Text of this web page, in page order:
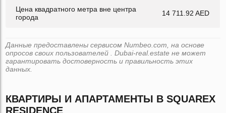
Цена квадратного метра вне центра
города
14 711.92 AED
Данные предоставлены сервисом Numbeo.com, на основе
опросов своих пользователей . Dubai-real.estate не может
гарантировать достоверность и правильность этих
данных.
КВАРТИРЫ И АПАРТАМЕНТЫ В SQUAREX
RESIDENCE